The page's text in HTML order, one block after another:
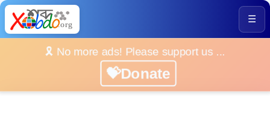
☰
🎗️ No more ads! Please support us ...
💝Donate